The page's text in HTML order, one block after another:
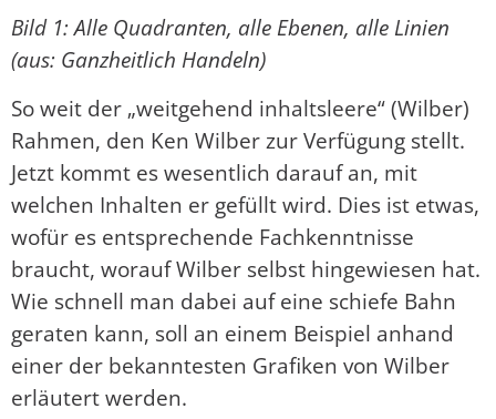
Bild 1: Alle Quadranten, alle Ebenen, alle Linien
(aus: Ganzheitlich Handeln)
So weit der „weitgehend inhaltsleere“ (Wilber)
Rahmen, den Ken Wilber zur Verfügung stellt.
Jetzt kommt es wesentlich darauf an, mit
welchen Inhalten er gefüllt wird. Dies ist etwas,
wofür es entsprechende Fachkenntnisse
braucht, worauf Wilber selbst hingewiesen hat.
Wie schnell man dabei auf eine schiefe Bahn
geraten kann, soll an einem Beispiel anhand
einer der bekanntesten Grafiken von Wilber
erläutert werden.